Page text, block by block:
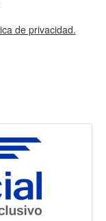
de privacidad.